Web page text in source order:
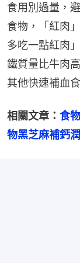
食用別過量，
食物，「紅肉
多吃一點紅肉
鐵質量比牛肉
其他快速補血
相關文章： 食
物黑芝麻補鈣